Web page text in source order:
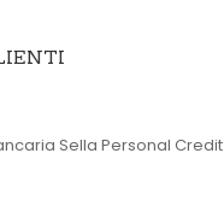
Sella Personal Credit